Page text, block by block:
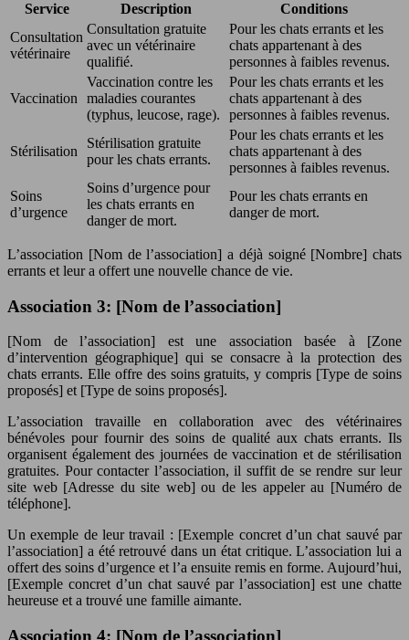
Service Description
Conditions
Consultation
vétérinaire
Consultation gratuite
avec un vétérinaire
qualifié.
Pour les chats errants et les
chats appartenant à des
personnes à faibles revenus.
Vaccination
Vaccination contre les
maladies courantes
(typhus, leucose, rage).
Pour les chats errants et les
chats appartenant à des
personnes à faibles revenus.
Stérilisation
Stérilisation gratuite
pour les chats errants.
Pour les chats errants et les
chats appartenant à des
personnes à faibles revenus.
Soins
d’urgence
Soins d’urgence pour
les chats errants en
danger de mort.
Pour les chats errants en
danger de mort.
L’association [Nom de l’association] a déjà soigné [Nombre] chats
errants et leur a offert une nouvelle chance de vie.
Association 3: [Nom de l’association]
[Nom de l’association] est une association basée à [Zone
d’intervention géographique] qui se consacre à la protection des
chats errants. Elle offre des soins gratuits, y compris [Type de soins
proposés] et [Type de soins proposés].
L’association travaille en collaboration avec des vétérinaires
bénévoles pour fournir des soins de qualité aux chats errants. Ils
organisent également des journées de vaccination et de stérilisation
gratuites. Pour contacter l’association, il suffit de se rendre sur leur
site web [Adresse du site web] ou de les appeler au [Numéro de
téléphone].
Un exemple de leur travail : [Exemple concret d’un chat sauvé par
l’association] a été retrouvé dans un état critique. L’association lui a
offert des soins d’urgence et l’a ensuite remis en forme. Aujourd’hui,
[Exemple concret d’un chat sauvé par l’association] est une chatte
heureuse et a trouvé une famille aimante.
Association 4: [Nom de l’association]